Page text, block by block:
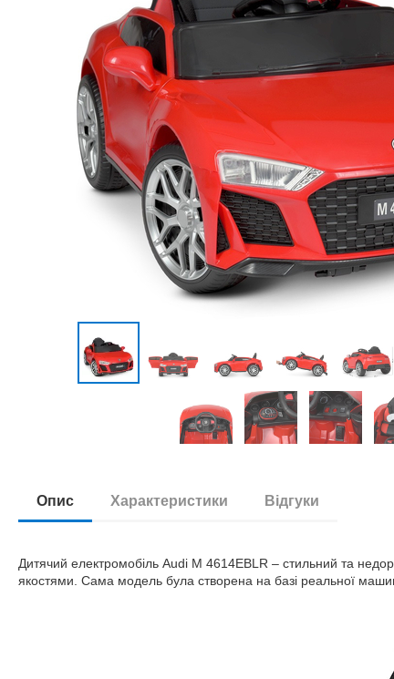
Опис Характеристики Відгуки
Дитячий електромобіль Audi M 4614EBLR – стильний та
якостями. Сама модель була створена на базі реальної